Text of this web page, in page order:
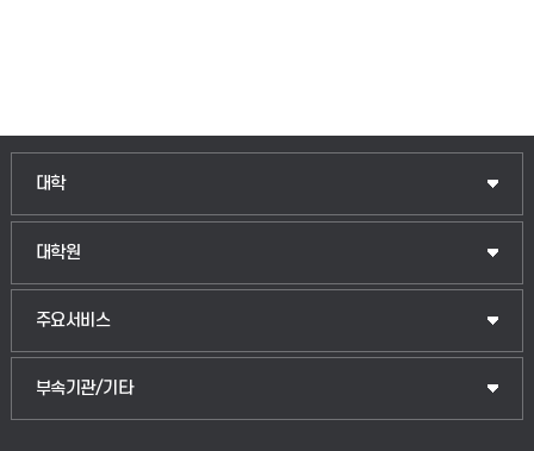
대학
대학원
주요서비스
부속기관/기타